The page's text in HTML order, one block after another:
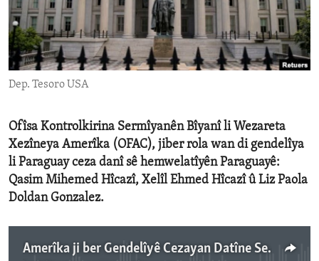
ENVIRONMENT AND HEALTH
IDEALS AND INSTITUTIONS
Dep. Tesoro USA
Ofîsa Kontrolkirina Sermîyanên Bîyanî li Wezareta
Xezîneya Amerîka (OFAC), jiber rola wan di gendelîya
li Paraguay ceza danî sê hemwelatîyên Paraguayê:
Qasim Mihemed Hîcazî, Xelîl Ehmed Hîcazî û Liz Paola
Doldan Gonzalez.
Amerîka ji ber Gendelîyê Cezayan Datîne Ser Sê Hevwelatîyên Paraguay